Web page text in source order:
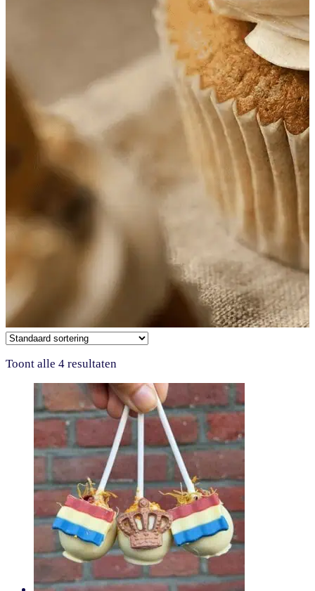
Toont alle 4 resultaten